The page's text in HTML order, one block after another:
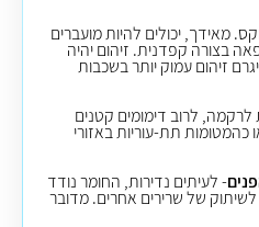
מאידך, יכולים להיות מועברים
בצורה קפדנית. זיהום יהיה
זיהום עמוק יותר בשכבות
לרוב דימומים קטנים
כהמטומות תת-עוריות באזורי
- לעיתים נדירות, החומר נודד
של שרירים אחרים. מדובר